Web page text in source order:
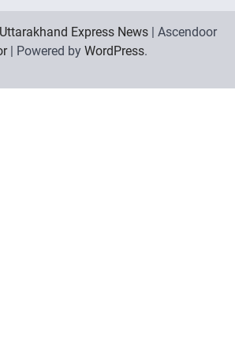
Uttarakhand Express News | Ascendoor
| Powered by WordPress.